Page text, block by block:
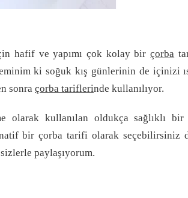
hafif ve yapımı çok kolay birçorba
ki soğuk kış günlerinin de içinizi
sonra çorba tariflerinde kullanılıyor.
olarak kullanılan oldukça sağlıklı
bir çorba tarifi olarak seçebilirsiniz
paylaşıyorum.